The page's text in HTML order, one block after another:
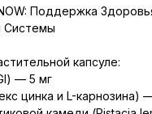
Поддержка
Системы
капсуле:
— 5 мг
цинка и L-карнозина)